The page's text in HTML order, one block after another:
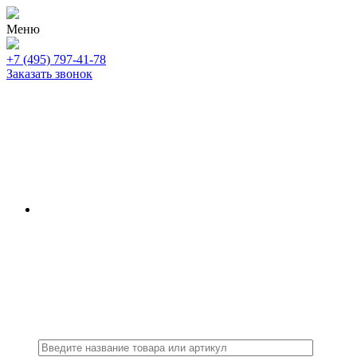
Меню
+7 (495) 797-41-78
Заказать звонок